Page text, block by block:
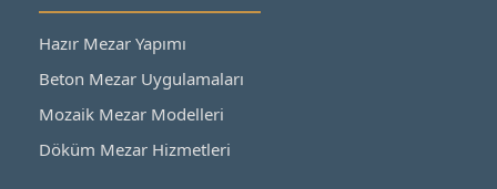
Hazır Mezar Yapımı
Beton Mezar Uygulamaları
Mozaik Mezar Modelleri
Döküm Mezar Hizmetleri